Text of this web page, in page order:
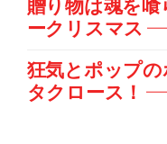
贈り物は魂を喰
ークリスマス
狂気とポップ
タクロース！